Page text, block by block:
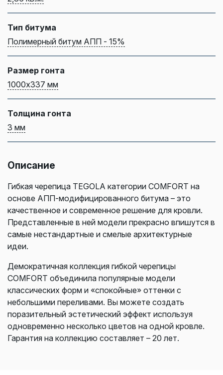
Тип битума
Полимерный битум АПП - 15%
Размер гонта
1000х337 мм
Толщина гонта
3 мм
Описание
Гибкая черепица TEGOLA категории COMFORT на
основе АПП-модифицированного битума – это
качественное и современное решение для кровли.
Представленные в ней модели прекрасно впишутся в
самые нестандартные и смелые архитектурные
идеи.
Демократичная коллекция гибкой черепицы
COMFORT объединила популярные модели
классических форм и «спокойные» оттенки с
небольшими переливами. Вы можете создать
поразительный эстетический эффект используя
одновременно несколько цветов на одной кровле.
Гарантия на коллекцию составляет – 20 лет.